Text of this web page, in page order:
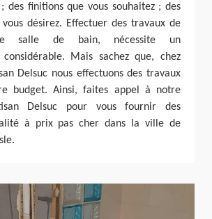
des finitions que vous souhaitez ; des
désirez. Effectuer des travaux de
salle de bain, nécessite un
considérable. Mais sachez que, chez
Delsuc nous effectuons des travaux
budget. Ainsi, faites appel à notre
Delsuc pour vous fournir des
à prix pas cher dans la ville de